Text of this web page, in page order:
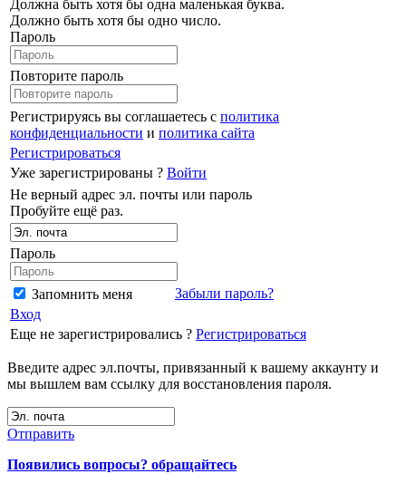
Должна быть хотя бы одна маленькая буква.
Должно быть хотя бы одно число.
Пароль
Повторите пароль
Регистрируясь вы соглашаетесь с политика
конфиденциальности и политика сайта
Регистрироваться
Уже зарегистрированы ? Войти
Не верный адрес эл. почты или пароль
Пробуйте ещё раз.
Пароль
Запомнить меня
Забыли пароль?
Вход
Еще не зарегистрировались ? Регистрироваться
Введите адрес эл.почты, привязанный к вашему аккаунту и
мы вышлем вам ссылку для восстановления пароля.
Отправить
Появились вопросы? обращайтесь